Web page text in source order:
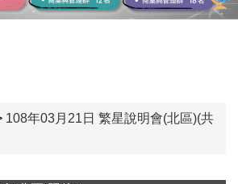
108年03月21日 繁星說明會(北區)(共